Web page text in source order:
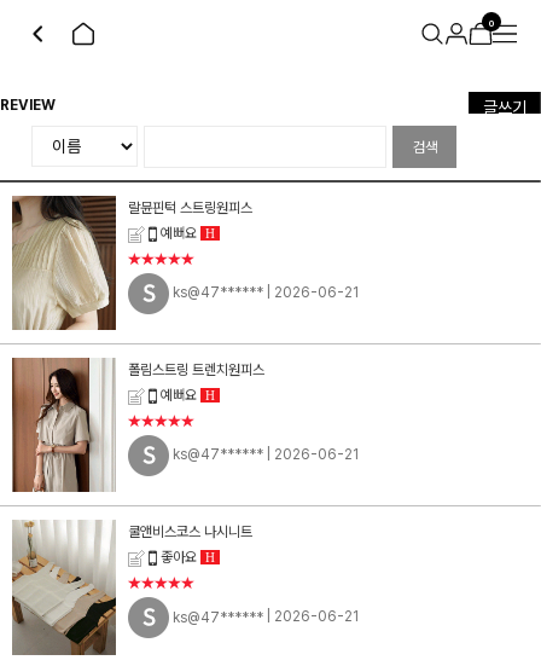
0
REVIEW 글쓰기
검색
랄뮨핀턱 스트링원피스
예뻐요 H
★★★★★
ks@47******
| 2026-06-21
폴림스트링 트렌치원피스
예뻐요 H
★★★★★
ks@47******
| 2026-06-21
쿨앤비스코스 나시니트
좋아요 H
★★★★★
ks@47******
| 2026-06-21